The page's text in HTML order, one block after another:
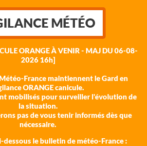
MÉTÉO
ORANGE À VENIR - MAJ DU 06-08-
2026 16h]
France maintiennent le Gard en
ORANGE canicule.
mobilisés pour surveiller l'évolution de
la situation.
pas de vous tenir informés dès que
nécessaire.
le bulletin de météo-France :